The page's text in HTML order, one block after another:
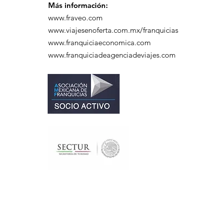
Más información:
www.fraveo.com
www.viajesenoferta.com.mx/franquicias
www.franquiciaeconomica.com
www.franquiciadeagenciadeviajes.com